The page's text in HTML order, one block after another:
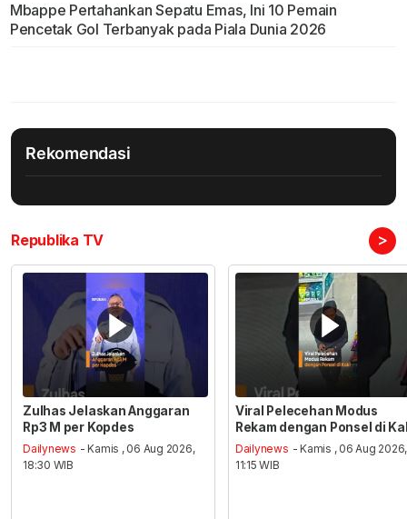
Mbappe Pertahankan Sepatu Emas, Ini 10 Pemain
Pencetak Gol Terbanyak pada Piala Dunia 2026
Rekomendasi
Republika TV >
Zulhas Jelaskan Anggaran
Rp3 M per Kopdes
Dailynews - Kamis , 06 Aug 2026,
18:30 WIB
Viral Pelecehan Modus
Rekam dengan Ponsel di
Dailynews - Kamis , 06 Aug 2026,
11:15 WIB